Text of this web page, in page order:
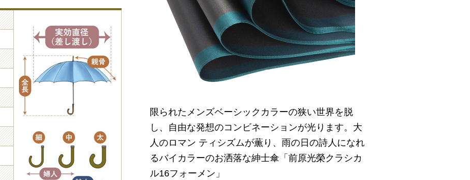
限られたメンズベーシックカラーの狭い世界を脱
し、自由な発想のコンビネーションが光ります。大
人のロマン ティシズムが薫り、雨の日の詩人になれ
るバイカラーのお洒落な紳士傘「前原光榮クラシカ
ル16フォーメン」